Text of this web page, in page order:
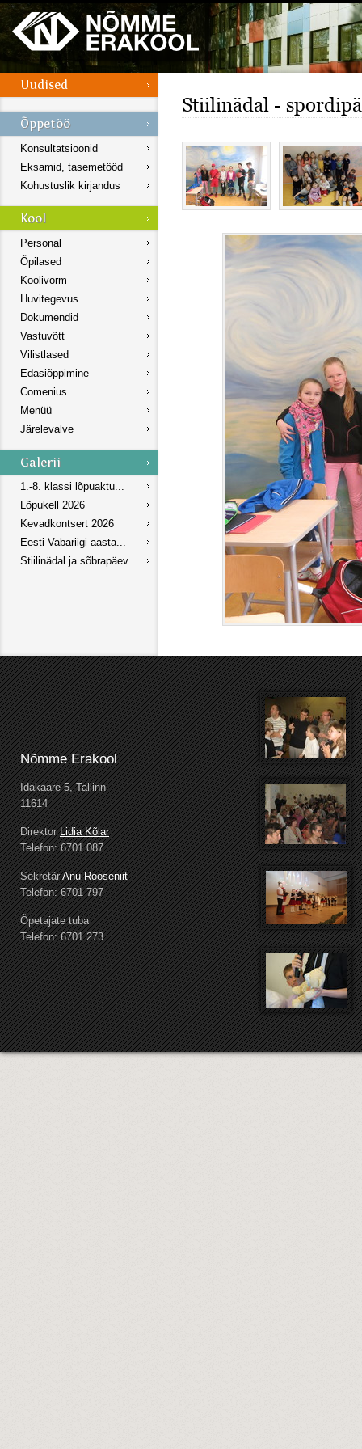
Konsultatsioonid
Eksamid, tasemetööd
Kohustuslik kirjandus
Personal
Õpilased
Koolivorm
Huvitegevus
Dokumendid
Vastuvõtt
Vilistlased
Edasiõppimine
Comenius
Menüü
Järelevalve
1.-8. klassi lõpuaktu...
Lõpukell 2026
Kevadkontsert 2026
Eesti Vabariigi aasta...
Stiilinädal ja sõbrapäev
Stiilinädal -
Nõmme Erakool
Idakaare 5, Tallinn
11614
DirektorLidia Kõlar
Telefon: 6701 087
SekretärAnu Rooseniit
Telefon: 6701 797
Õpetajate tuba
Telefon: 6701 273